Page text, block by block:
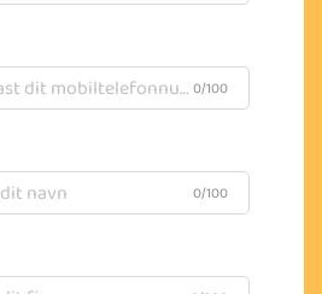
0/100
0/100